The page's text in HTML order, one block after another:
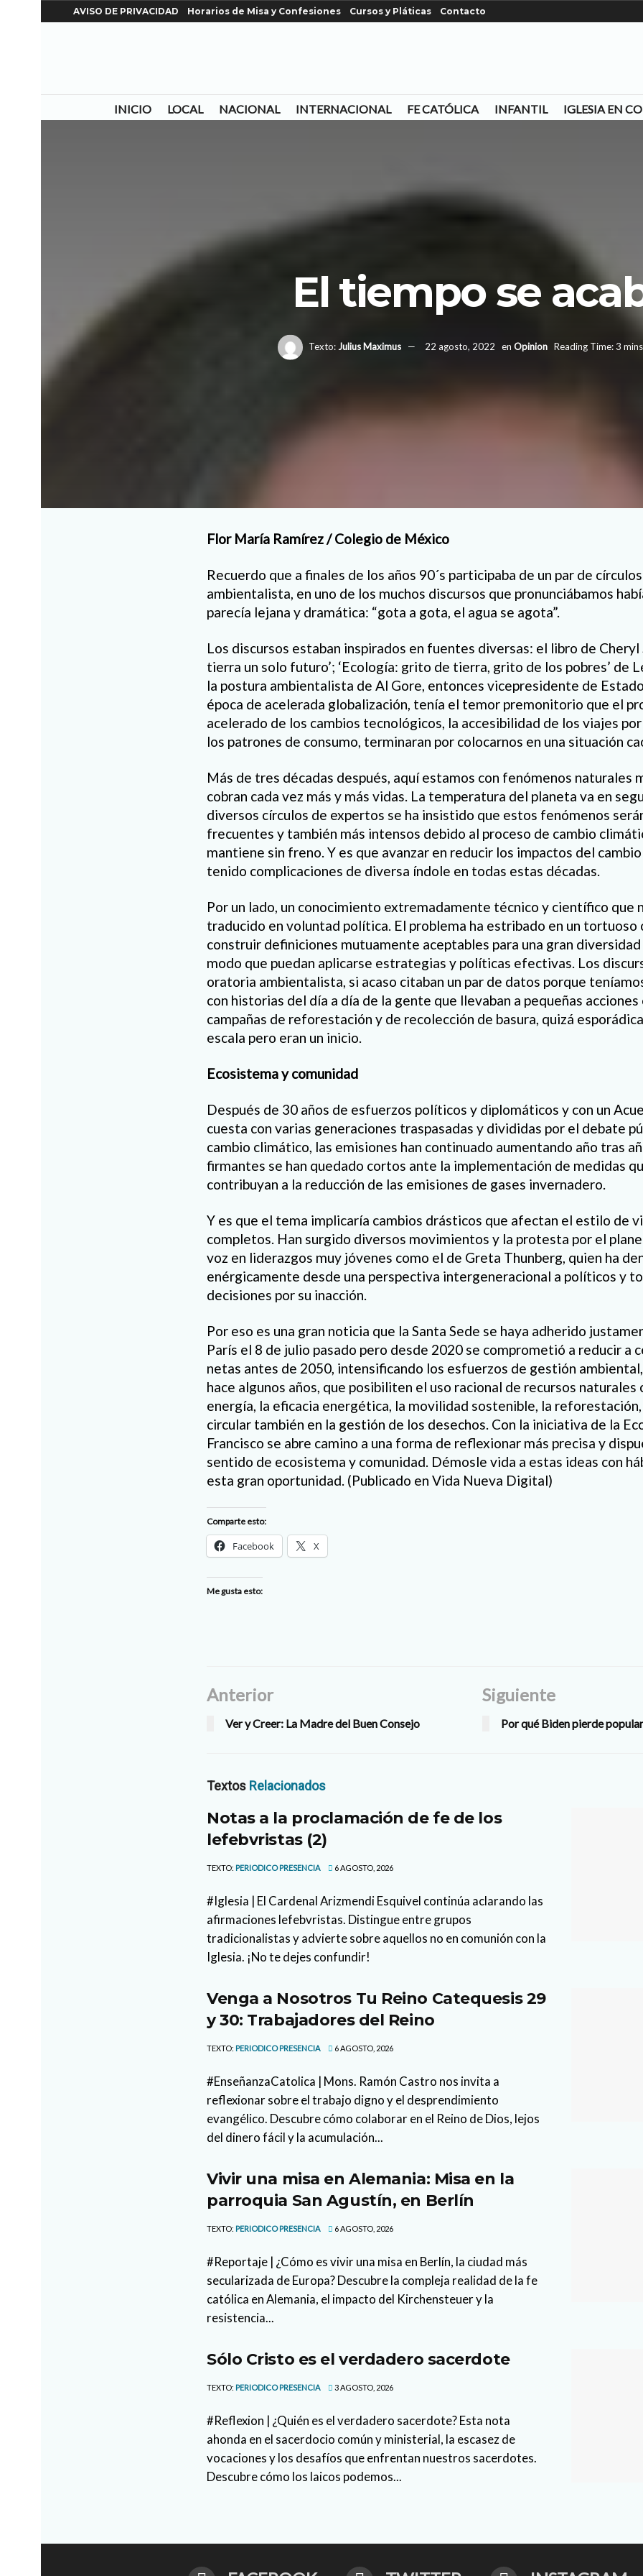
AVISO DE PRIVACIDAD Horarios de Misa y Confesiones Cursos y Pláticas Contacto
INICIO LOCAL NACIONAL INTERNACIONAL FE CATÓLICA INFANTIL IGLESIA EN
El tiempo se
Texto: Julius Maximus 22 agosto, 2022 en Opinion Reading Time: 3
Flor María Ramírez / Colegio de México
Recuerdo que a finales de los años 90´s participaba de un par de
ambientalista, en uno de los muchos discursos que pronunciábamos
parecía lejana y dramática: “gota a gota, el agua se agota”.
Los discursos estaban inspirados en fuentes diversas: el libro de Cheryl
tierra un solo futuro’; ‘Ecología: grito de tierra, grito de los pobres’ de
la postura ambientalista de Al Gore, entonces vicepresidente de
época de acelerada globalización, tenía el temor premonitorio que el
acelerado de los cambios tecnológicos, la accesibilidad de los viajes
los patrones de consumo, terminaran por colocarnos en una situación
Más de tres décadas después, aquí estamos con fenómenos naturales
cobran cada vez más y más vidas. La temperatura del planeta va en
diversos círculos de expertos se ha insistido que estos fenómenos
frecuentes y también más intensos debido al proceso de cambio
mantiene sin freno. Y es que avanzar en reducir los impactos del
tenido complicaciones de diversa índole en todas estas décadas.
Por un lado, un conocimiento extremadamente técnico y científico que
traducido en voluntad política. El problema ha estribado en un tortuoso
construir definiciones mutuamente aceptables para una gran
modo que puedan aplicarse estrategias y políticas efectivas. Los
oratoria ambientalista, si acaso citaban un par de datos porque
con historias del día a día de la gente que llevaban a pequeñas acciones
campañas de reforestación y de recolección de basura, quizá
escala pero eran un inicio.
Ecosistema y comunidad
Después de 30 años de esfuerzos políticos y diplomáticos y con un
cuesta con varias generaciones traspasadas y divididas por el debate
cambio climático, las emisiones han continuado aumentando año tras
firmantes se han quedado cortos ante la implementación de medidas
contribuyan a la reducción de las emisiones de gases invernadero.
Y es que el tema implicaría cambios drásticos que afectan el estilo de
completos. Han surgido diversos movimientos y la protesta por el
voz en liderazgos muy jóvenes como el de Greta Thunberg, quien ha
enérgicamente desde una perspectiva intergeneracional a políticos y
decisiones por su inacción.
Por eso es una gran noticia que la Santa Sede se haya adherido
París el 8 de julio pasado pero desde 2020 se comprometió a reducir a
netas antes de 2050, intensificando los esfuerzos de gestión
hace algunos años, que posibiliten el uso racional de recursos naturales
energía, la eficacia energética, la movilidad sostenible, la
circular también en la gestión de los desechos. Con la iniciativa de la
Francisco se abre camino a una forma de reflexionar más precisa y
sentido de ecosistema y comunidad. Démosle vida a estas ideas con
esta gran oportunidad. (Publicado en Vida Nueva Digital)
Comparte esto:
Facebook X
Me gusta esto:
Anterior
Ver y Creer: La Madre del Buen Consejo
Siguiente
Por qué Biden pierde
Textos Relacionados
Notas a la proclamación de fe de los
lefebvristas (2)
TEXTO: PERIODICO PRESENCIA 6 AGOSTO, 2026
#Iglesia | El Cardenal Arizmendi Esquivel continúa aclarando las
afirmaciones lefebvristas. Distingue entre grupos
tradicionalistas y advierte sobre aquellos no en comunión con la
Iglesia. ¡No te dejes confundir!
Venga a Nosotros Tu Reino Catequesis 29
y 30: Trabajadores del Reino
TEXTO: PERIODICO PRESENCIA 6 AGOSTO, 2026
#EnseñanzaCatolica | Mons. Ramón Castro nos invita a
reflexionar sobre el trabajo digno y el desprendimiento
evangélico. Descubre cómo colaborar en el Reino de Dios, lejos
del dinero fácil y la acumulación...
Vivir una misa en Alemania: Misa en la
parroquia San Agustín, en Berlín
TEXTO: PERIODICO PRESENCIA 6 AGOSTO, 2026
#Reportaje | ¿Cómo es vivir una misa en Berlín, la ciudad más
secularizada de Europa? Descubre la compleja realidad de la fe
católica en Alemania, el impacto del Kirchensteuer y la
resistencia...
Sólo Cristo es el verdadero sacerdote
TEXTO: PERIODICO PRESENCIA 3 AGOSTO, 2026
#Reflexion | ¿Quién es el verdadero sacerdote? Esta nota
ahonda en el sacerdocio común y ministerial, la escasez de
vocaciones y los desafíos que enfrentan nuestros sacerdotes.
Descubre cómo los laicos podemos...